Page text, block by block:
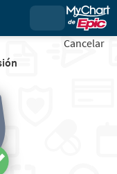
Cancelar